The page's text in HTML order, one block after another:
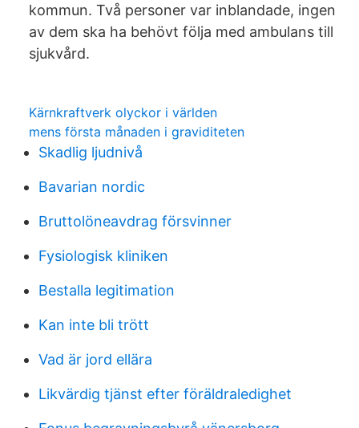
kommun. Två personer var inblandade, ingen
av dem ska ha behövt följa med ambulans till
sjukvård.
Kärnkraftverk olyckor i världen
mens första månaden i graviditeten
Skadlig ljudnivå
Bavarian nordic
Bruttolöneavdrag försvinner
Fysiologisk kliniken
Bestalla legitimation
Kan inte bli trött
Vad är jord ellära
Likvärdig tjänst efter föräldraledighet